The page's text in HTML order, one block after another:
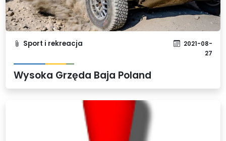
Sport i rekreacja
2021-08-
27
Wysoka Grzęda Baja Poland